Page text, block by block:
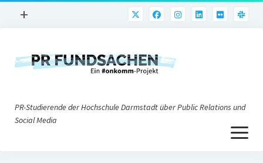
Menü
+
PR@h_da
Nonprofit-PR
PR-Studierende der Hochschule Darmstadt über Public Relations und
Social Media
Menü
öffnen